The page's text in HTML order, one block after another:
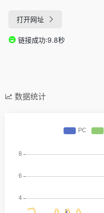
打开网址
链接成功:9.8秒
数据统计